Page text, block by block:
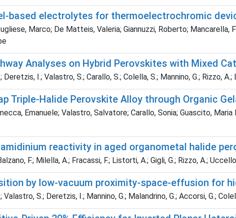
based electrolytes for thermoelectrochromic
Marco; De Matteis, Valeria; Giannuzzi, Roberto;
Analyses on Hybrid Perovskites with Mixed
I.; Valastro, S.; Carallo, S.; Colella, S.; Mannino, G.; Rizzo,
Triple‐Halide Perovskite Alloy through Organic
Emanuele; Valastro, Salvatore; Carallo, Sonia; Guascito,
reactivity in aged organometal halide
F.; Milella, A.; Fracassi, F.; Listorti, A.; Gigli, G.; Rizzo, A.;
by low-vacuum proximity-space-effusion for
S.; Deretzis, I.; Mannino, G.; Malandrino, G.; Accorsi, G.;